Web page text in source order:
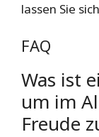
lassen Sie
FAQ
Was ist
um im
Freude